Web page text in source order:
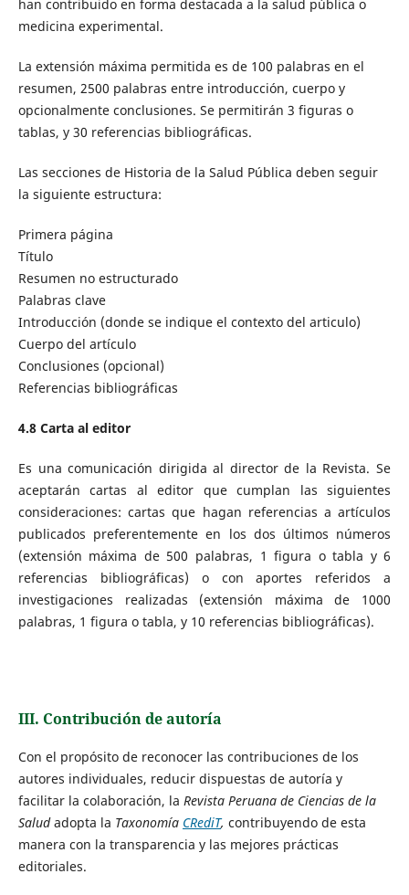
han contribuido en forma destacada a la salud pública o
medicina experimental.
La extensión máxima permitida es de 100 palabras en el
resumen, 2500 palabras entre introducción, cuerpo y
opcionalmente conclusiones. Se permitirán 3 figuras o
tablas, y 30 referencias bibliográficas.
Las secciones de Historia de la Salud Pública deben seguir
la siguiente estructura:
Primera página
Título
Resumen no estructurado
Palabras clave
Introducción (donde se indique el contexto del articulo)
Cuerpo del artículo
Conclusiones (opcional)
Referencias bibliográficas
4.8 Carta al editor
Es una comunicación dirigida al director de la Revista. Se
aceptarán cartas al editor que cumplan las siguientes
consideraciones: cartas que hagan referencias a artículos
publicados preferentemente en los dos últimos números
(extensión máxima de 500 palabras, 1 figura o tabla y 6
referencias bibliográficas) o con aportes referidos a
investigaciones realizadas (extensión máxima de 1000
palabras, 1 figura o tabla, y 10 referencias bibliográficas).
III. Contribución de autoría
Con el propósito de reconocer las contribuciones de los
autores individuales, reducir dispuestas de autoría y
facilitar la colaboración, la Revista Peruana de Ciencias de la
Saludadopta la Taxonomía CRediT, contribuyendo de esta
manera con la transparencia y las mejores prácticas
editoriales.